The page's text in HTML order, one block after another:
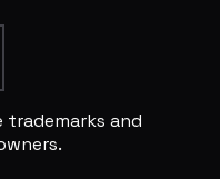
trademarks and